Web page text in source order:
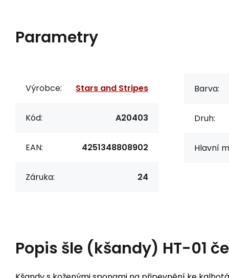
Parametry
Výrobce: Stars and Stripes
Kód: A20403
EAN: 4251348808902
Záruka: 24
Barva:
Druh:
Hlavní
Popis šle (kšandy) HT-01